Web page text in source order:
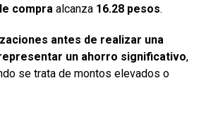
compra alcanza 16.28 pesos.
antes de realizar una
un ahorro significativo,
se trata de montos elevados o